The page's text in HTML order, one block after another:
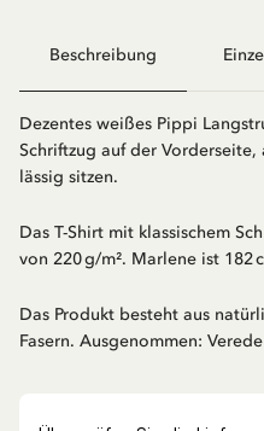
Beschreibung
Dezentes weißes Pippi
Schriftzug auf der
lässig sitzen.
Das T-Shirt mit klassischem
von 220 g/m². Marlene ist 182
Das Produkt besteht aus
Fasern. Ausgenommen: